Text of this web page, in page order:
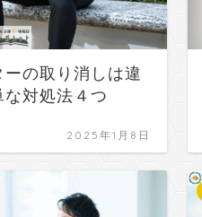
の取り消しは違
対処法４つ
2025年1月8日